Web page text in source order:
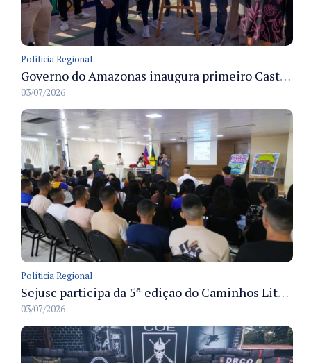
Políticia Regional
Governo do Amazonas inaugura primeiro Castramóvel Fluvial para atendimento veterinário às comunidades ribeirinhas e castração gratuita
03/07/2026
Políticia Regional
Sejusc participa da 5ª edição do Caminhos Literários com foco na cultura hip-hop nas unidades socioeducativas
03/07/2026